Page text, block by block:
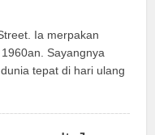
Ia merpakan
Sayangnya
tepat di hari ulang